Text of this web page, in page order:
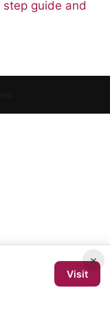
guide and
×
Visit